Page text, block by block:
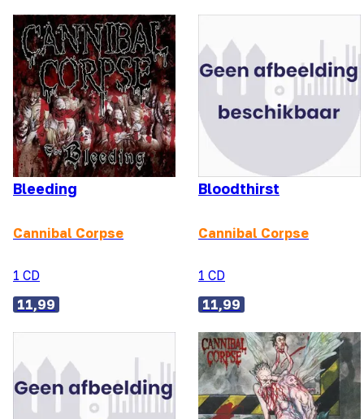
Bleeding
Cannibal Corpse
1 CD
11,99
Bloodthirst
Cannibal Corpse
1 CD
11,99